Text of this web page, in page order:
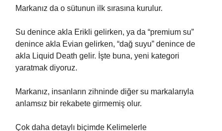
Markanız da o sütunun ilk sırasına kurulur.
Su denince akla Erikli gelirken, ya da “premium su”
denince akla Evian gelirken, “dağ suyu” denince de
akla Liquid Death gelir. İşte buna, yeni kategori
yaratmak diyoruz.
Markanız, insanların zihninde diğer su markalarıyla
anlamsız bir rekabete girmemiş olur.
Çok daha detaylı biçimde Kelimelerle